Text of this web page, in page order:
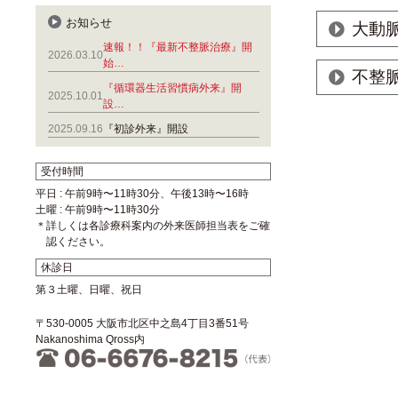
大動
不整
お知らせ
2026.03.10
速報！！『最新不整脈治療』開
始…
2025.10.01
『循環器生活習慣病外来』開
設…
2025.09.16 『初診外来』開設
受付時間
平日 : 午前9時〜11時30分、午後13時〜16時
土曜 : 午前9時〜11時30分
＊詳しくは各診療科案内の外来医師担当表をご確
認ください。
休診日
第３土曜、日曜、祝日
〒530-0005 大阪市北区中之島4丁目3番51号
Nakanoshima Qross内